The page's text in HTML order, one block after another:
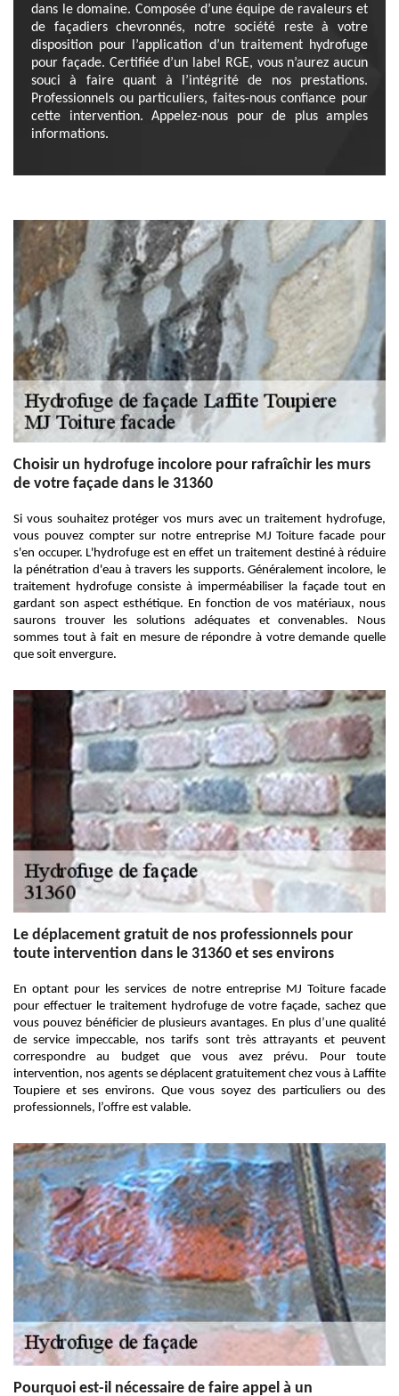
dans le domaine. Composée d’une équipe de ravaleurs et
de façadiers chevronnés, notre société reste à votre
disposition pour l’application d’un traitement hydrofuge
pour façade. Certifiée d’un label RGE, vous n’aurez aucun
souci à faire quant à l’intégrité de nos prestations.
Professionnels ou particuliers, faites-nous confiance pour
cette intervention. Appelez-nous pour de plus amples
informations.
Choisir un hydrofuge incolore pour rafraîchir les murs
de votre façade dans le 31360
Si vous souhaitez protéger vos murs avec un traitement hydrofuge,
vous pouvez compter sur notre entreprise MJ Toiture facade pour
s'en occuper. L'hydrofuge est en effet un traitement destiné à réduire
la pénétration d'eau à travers les supports. Généralement incolore, le
traitement hydrofuge consiste à imperméabiliser la façade tout en
gardant son aspect esthétique. En fonction de vos matériaux, nous
saurons trouver les solutions adéquates et convenables. Nous
sommes tout à fait en mesure de répondre à votre demande quelle
que soit envergure.
Le déplacement gratuit de nos professionnels pour
toute intervention dans le 31360 et ses environs
En optant pour les services de notre entreprise MJ Toiture facade
pour effectuer le traitement hydrofuge de votre façade, sachez que
vous pouvez bénéficier de plusieurs avantages. En plus d’une qualité
de service impeccable, nos tarifs sont très attrayants et peuvent
correspondre au budget que vous avez prévu. Pour toute
intervention, nos agents se déplacent gratuitement chez vous à Laffite
Toupiere et ses environs. Que vous soyez des particuliers ou des
professionnels, l’offre est valable.
Pourquoi est-il nécessaire de faire appel à un